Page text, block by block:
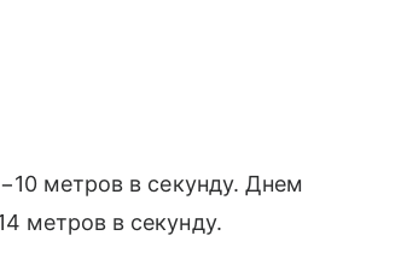
метров в секунду. Днем
метров в секунду.